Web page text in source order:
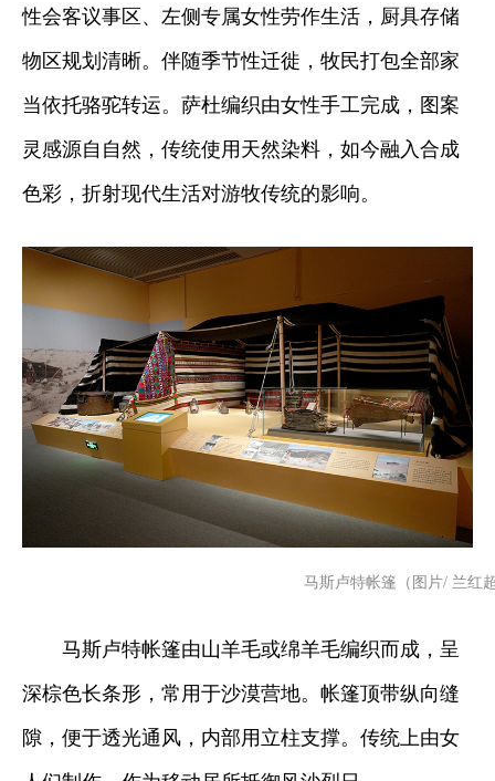
性会客议事区、左侧专属女性劳作生活，厨具存储
物区规划清晰。伴随季节性迁徙，牧民打包全部家
当依托骆驼转运。萨杜编织由女性手工完成，图案
灵感源自自然，传统使用天然染料，如今融入合成
色彩，折射现代生活对游牧传统的影响。
马斯卢特帐篷（图片/ 兰红
马斯卢特帐篷由山羊毛或绵羊毛编织而成，呈
深棕色长条形，常用于沙漠营地。帐篷顶带纵向缝
隙，便于透光通风，内部用立柱支撑。传统上由女